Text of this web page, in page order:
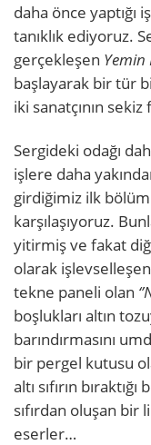
daha önce yaptığı
tanıklık ediyoruz.
gerçekleşen Yemin
başlayarak bir tür
iki sanatçının sekiz
Sergideki odağı
işlere daha
girdiğimiz ilk
karşılaşıyoruz.
yitirmiş ve fakat
olarak
tekne paneli olan
boşlukları altın
barındırmasını
bir pergel kutusu
altı sıfırın
sıfırdan oluşan bir
eserler…